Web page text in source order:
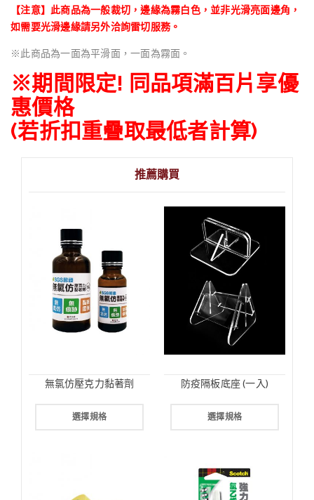
【注意】此商品為一般裁切，邊緣為霧白色，並非光滑亮面邊角，
如需要光滑邊緣請另外洽詢雷切服務。
※此商品為一面為平滑面，一面為霧面。
※期間限定! 同品項滿百片享優
惠價格
(若折扣重疊取最低者計算)
推薦購買
無氯仿壓克力黏著劑
選擇規格
防疫隔板底座 (一入)
選擇規格